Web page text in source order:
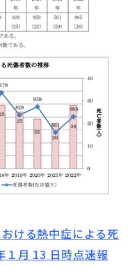
ける熱中症による死
１月 13 日時点速報